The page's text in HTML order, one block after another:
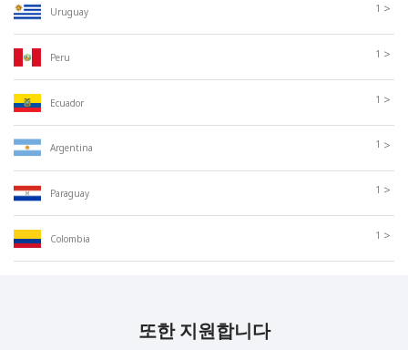
Uruguay 1 >
Peru 1 >
Ecuador 1 >
Argentina 1 >
Paraguay 1 >
Colombia 1 >
또한 지원합니다